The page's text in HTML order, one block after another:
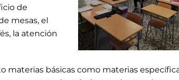
de
mesas, el
la atención
materias básicas como materias